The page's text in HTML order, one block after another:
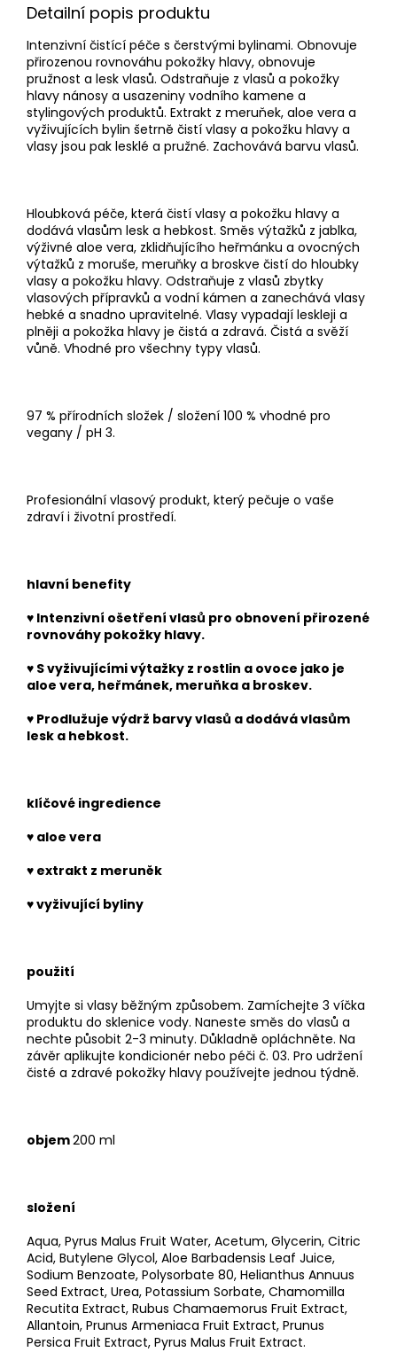
Detailní popis produktu
Intenzivní čistící péče s čerstvými bylinami. Obnovuje
přirozenou rovnováhu pokožky hlavy, obnovuje
pružnost a lesk vlasů. Odstraňuje z vlasů a pokožky
hlavy nánosy a usazeniny vodního kamene a
stylingových produktů. Extrakt z meruňek, aloe vera a
vyživujících bylin šetrně čistí vlasy a pokožku hlavy a
vlasy jsou pak lesklé a pružné. Zachovává barvu vlasů.
Hloubková péče, která čistí vlasy a pokožku hlavy a
dodává vlasům lesk a hebkost. Směs výtažků z jablka,
výživné aloe vera, zklidňujícího heřmánku a ovocných
výtažků z moruše, meruňky a broskve čistí do hloubky
vlasy a pokožku hlavy. Odstraňuje z vlasů zbytky
vlasových přípravků a vodní kámen a zanechává vlasy
hebké a snadno upravitelné. Vlasy vypadají leskleji a
plněji a pokožka hlavy je čistá a zdravá. Čistá a svěží
vůně. Vhodné pro všechny typy vlasů.
97 % přírodních složek / složení 100 % vhodné pro
vegany / pH 3.
Profesionální vlasový produkt, který pečuje o vaše
zdraví i životní prostředí.
hlavní benefity
♥ Intenzivní ošetření vlasů pro obnovení přirozené
rovnováhy pokožky hlavy.
♥ S vyživujícími výtažky z rostlin a ovoce jako je
aloe vera, heřmánek, meruňka a broskev.
♥ Prodlužuje výdrž barvy vlasů a dodává vlasům
lesk a hebkost.
klíčové ingredience
♥ aloe vera
♥ extrakt z meruněk
♥vyživující byliny
použití
Umyjte si vlasy běžným způsobem. Zamíchejte 3 víčka
produktu do sklenice vody. Naneste směs do vlasů a
nechte působit 2-3 minuty. Důkladně opláchněte. Na
závěr aplikujte kondicionér nebo péči č. 03. Pro udržení
čisté a zdravé pokožky hlavy používejte jednou týdně.
objem200 ml
složení
Aqua, Pyrus Malus Fruit Water, Acetum, Glycerin, Citric
Acid, Butylene Glycol, Aloe Barbadensis Leaf Juice,
Sodium Benzoate, Polysorbate 80, Helianthus Annuus
Seed Extract, Urea, Potassium Sorbate, Chamomilla
Recutita Extract, Rubus Chamaemorus Fruit Extract,
Allantoin, Prunus Armeniaca Fruit Extract, Prunus
Persica Fruit Extract, Pyrus Malus Fruit Extract.